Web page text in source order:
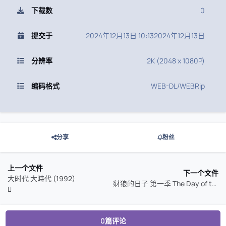
下载数 0
提交于 2024年12月13日 10:132024年12月13日
分辨率 2K (2048 x 1080P)
编码格式 WEB-DL/WEBRip
分享 粉丝
上一个文件
大时代 大時代 (1992)
下一个文件
豺狼的日子 第一季 The Day of the Jackal Season 1 (2024)
0篇评论